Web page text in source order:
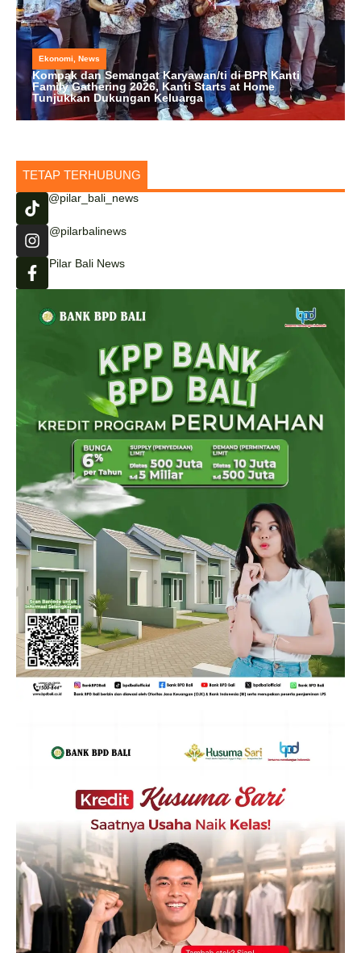
Ekonomi, News
Kompak dan Semangat Karyawan/ti di BPR Kanti
Family Gathering 2026, Kanti Starts at Home
Tunjukkan Dukungan Keluarga
TETAP TERHUBUNG
@pilar_bali_news
@pilarbalinews
Pilar Bali News